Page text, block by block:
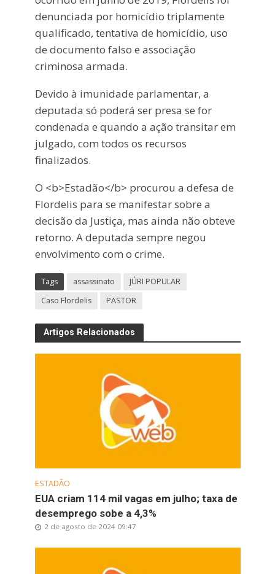
denunciada por homicídio triplamente
qualificado, tentativa de homicídio, uso
de documento falso e associação
criminosa armada.
Devido à imunidade parlamentar, a
deputada só poderá ser presa se for
condenada e quando a ação transitar em
julgado, com todos os recursos
finalizados.
O <b>Estadão</b> procurou a defesa de
Flordelis para se manifestar sobre a
decisão da Justiça, mas ainda não obteve
retorno. A deputada sempre negou
envolvimento com o crime.
Tags assassinato
JÚRI POPULAR
Caso Flordelis
PASTOR
Artigos Relacionados
ESTADÃO
EUA criam 114 mil vagas em julho; taxa de
desemprego sobe a 4,3%
2 de agosto de 2024 09:47